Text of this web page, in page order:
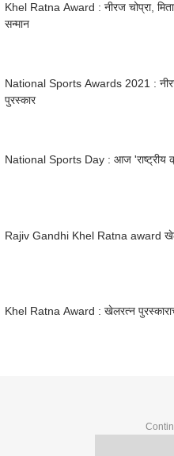
Khel Ratna Award : नीरज चोप्रा,
सन्मान
National Sports Awards 2021 :
पुरस्कार
National Sports Day : आज 'राष्ट्रीय
Rajiv Gandhi Khel Ratna award
Khel Ratna Award : खेलरत्न पुरस्काराचं